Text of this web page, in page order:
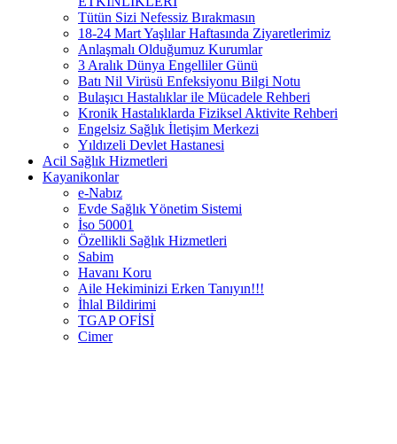
Tütün Sizi Nefessiz Bırakmasın
18-24 Mart Yaşlılar Haftasında Ziyaretlerimiz
Anlaşmalı Olduğumuz Kurumlar
3 Aralık Dünya Engelliler Günü
Batı Nil Virüsü Enfeksiyonu Bilgi Notu
Bulaşıcı Hastalıklar ile Mücadele Rehberi
Kronik Hastalıklarda Fiziksel Aktivite Rehberi
Engelsiz Sağlık İletişim Merkezi
Yıldızeli Devlet Hastanesi
Acil Sağlık Hizmetleri
Kayanikonlar
e-Nabız
Evde Sağlık Yönetim Sistemi
İso 50001
Özellikli Sağlık Hizmetleri
Sabim
Havanı Koru
Aile Hekiminizi Erken Tanıyın!!!
İhlal Bildirimi
TGAP OFİSİ
Cimer